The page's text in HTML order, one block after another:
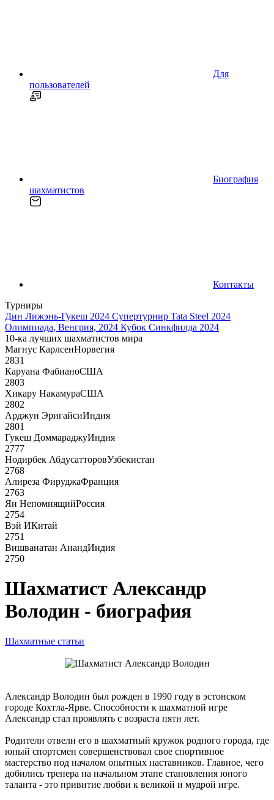
Для
пользователей
Биография
шахматистов
Контакты
Турниры
Дин Лижэнь-Гукеш 2024 Супертурнир Tata Steel 2024
Олимпиада, Венгрия, 2024 Кубок Синкфилда 2024
10-ка лучших шахматистов мира
Магнус КарлсенНорвегия
2831
Каруана ФабианоСША
2803
Хикару НакамураСША
2802
Арджун ЭригайсиИндия
2801
Гукеш ДоммараджуИндия
2777
Нодирбек АбдусатторовУзбекистан
2768
Алиреза ФируджаФранция
2763
Ян НепомнящийРоссия
2754
Вэй ИКитай
2751
Вишванатан АнандИндия
2750
Шахматист Александр
Володин - биография
Шахматные статьи
Александр Володин был рожден в 1990 году в эстонском
городе Кохтла-Ярве. Способности к шахматной игре
Александр стал проявлять с возраста пяти лет.
Родители отвели его в шахматный кружок родного города, где
юный спортсмен совершенствовал свое спортивное
мастерство под началом опытных наставников. Главное, чего
добились тренера на начальном этапе становления юного
таланта - это привитие любви к великой и мудрой игре.